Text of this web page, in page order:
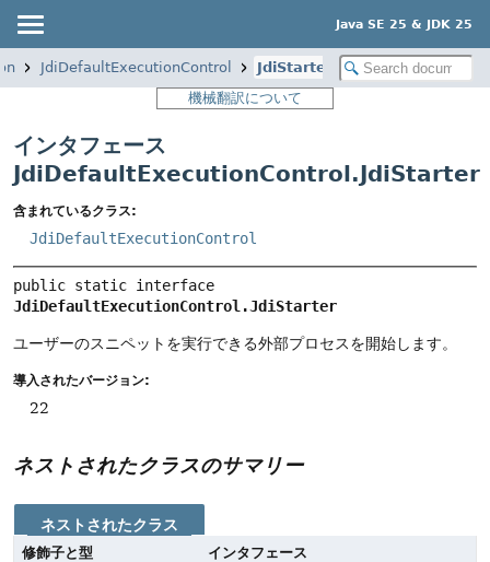
Java SE 25 & JDK 25
JdiDefaultExecutionControl
JdiStarter
機械翻訳について
インタフェース
JdiDefaultExecutionControl.JdiStarter
含まれているクラス:
JdiDefaultExecutionControl
JdiDefaultExecutionControl.JdiStarter
ユーザーのスニペットを実行できる外部プロセスを開始します。
導入されたバージョン:
22
ネストされたクラスのサマリー
ネストされたクラス
修飾子と型
インタフェース